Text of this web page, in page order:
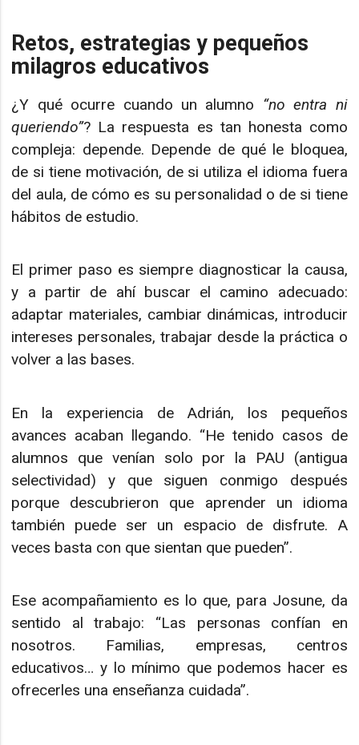
Retos, estrategias y pequeños
milagros educativos
¿Y qué ocurre cuando un alumno “no entra ni
queriendo”? La respuesta es tan honesta como
compleja: depende. Depende de qué le bloquea,
de si tiene motivación, de si utiliza el idioma fuera
del aula, de cómo es su personalidad o de si tiene
hábitos de estudio.
El primer paso es siempre diagnosticar la causa,
y a partir de ahí buscar el camino adecuado:
adaptar materiales, cambiar dinámicas, introducir
intereses personales, trabajar desde la práctica o
volver a las bases.
En la experiencia de Adrián, los pequeños
avances acaban llegando. “He tenido casos de
alumnos que venían solo por la PAU (antigua
selectividad) y que siguen conmigo después
porque descubrieron que aprender un idioma
también puede ser un espacio de disfrute. A
veces basta con que sientan que pueden”.
Ese acompañamiento es lo que, para Josune, da
sentido al trabajo: “Las personas confían en
nosotros. Familias, empresas, centros
educativos… y lo mínimo que podemos hacer es
ofrecerles una enseñanza cuidada”.